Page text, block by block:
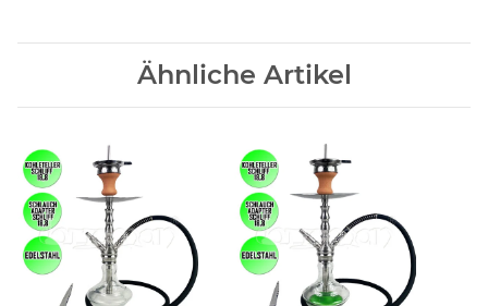
Ähnliche Artikel